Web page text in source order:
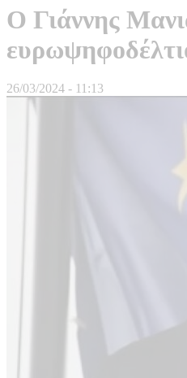
Ο Γιάννης
26/03/2024 - 11:13